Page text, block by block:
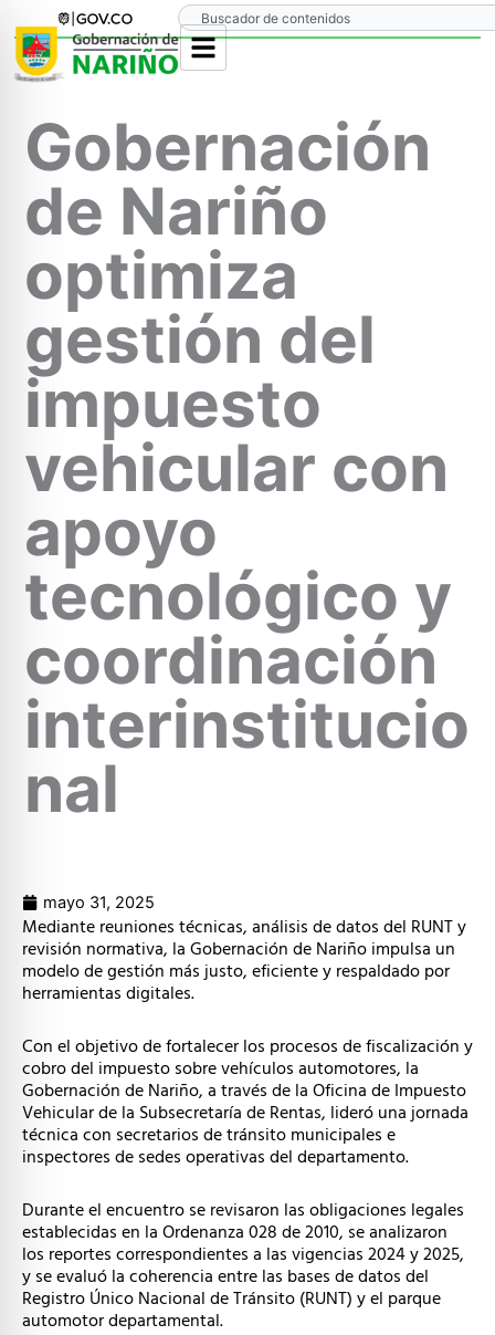
contenido
Search
Gobernación
de Nariño
optimiza
gestión del
impuesto
vehicular con
apoyo
tecnológico y
coordinación
interinstitucio
nal
mayo 31, 2025
Mediante reuniones técnicas, análisis de datos del RUNT y
revisión normativa, la Gobernación de Nariño impulsa un
modelo de gestión más justo, eficiente y respaldado por
herramientas digitales.
Con el objetivo de fortalecer los procesos de fiscalización y
cobro del impuesto sobre vehículos automotores, la
Gobernación de Nariño, a través de la Oficina de Impuesto
Vehicular de la Subsecretaría de Rentas, lideró una jornada
técnica con secretarios de tránsito municipales e
inspectores de sedes operativas del departamento.
Durante el encuentro se revisaron las obligaciones legales
establecidas en la Ordenanza 028 de 2010, se analizaron
los reportes correspondientes a las vigencias 2024 y 2025,
y se evaluó la coherencia entre las bases de datos del
Registro Único Nacional de Tránsito (RUNT) y el parque
automotor departamental.